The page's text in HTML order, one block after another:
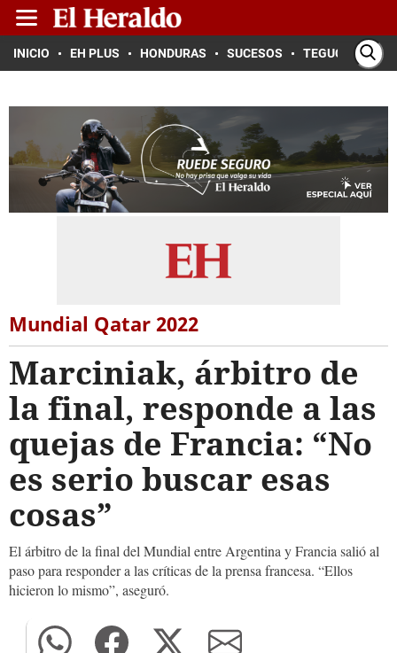
INICIO EH PLUS HONDURAS SUCESOS TEGUCIGALPA
Mundial Qatar 2022
Marciniak, árbitro de
la final, responde a las
quejas de Francia: “No
es serio buscar esas
cosas”
El árbitro de la final del Mundial entre Argentina y Francia salió al
paso para responder a las críticas de la prensa francesa. “Ellos
hicieron lo mismo”, aseguró.